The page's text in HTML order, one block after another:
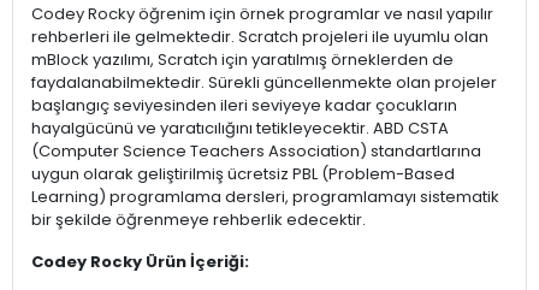
Codey Rocky öğrenim için örnek programlar ve nasıl yapılır
rehberleri ile gelmektedir. Scratch projeleri ile uyumlu olan
mBlock yazılımı, Scratch için yaratılmış örneklerden de
faydalanabilmektedir. Sürekli güncellenmekte olan projeler
başlangıç seviyesinden ileri seviyeye kadar çocukların
hayalgücünü ve yaratıcılığını tetikleyecektir. ABD CSTA
(Computer Science Teachers Association) standartlarına
uygun olarak geliştirilmiş ücretsiz PBL (Problem-Based
Learning) programlama dersleri, programlamayı sistematik
bir şekilde öğrenmeye rehberlik edecektir.
Codey Rocky Ürün İçeriği: